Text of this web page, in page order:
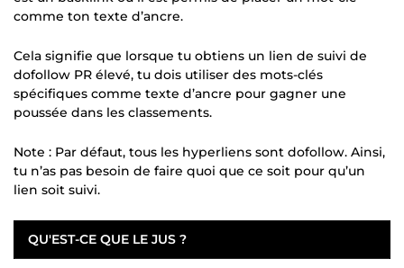
comme ton texte d’ancre.
Cela signifie que lorsque tu obtiens un lien de suivi de
dofollow PR élevé, tu dois utiliser des mots-clés
spécifiques comme texte d’ancre pour gagner une
poussée dans les classements.
Note : Par défaut, tous les hyperliens sont dofollow. Ainsi,
tu n’as pas besoin de faire quoi que ce soit pour qu’un
lien soit suivi.
QU'EST-CE QUE LE JUS ?